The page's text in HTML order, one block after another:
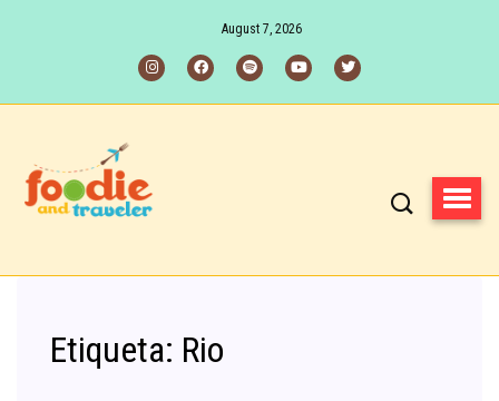
August 7, 2026
Etiqueta: Rio